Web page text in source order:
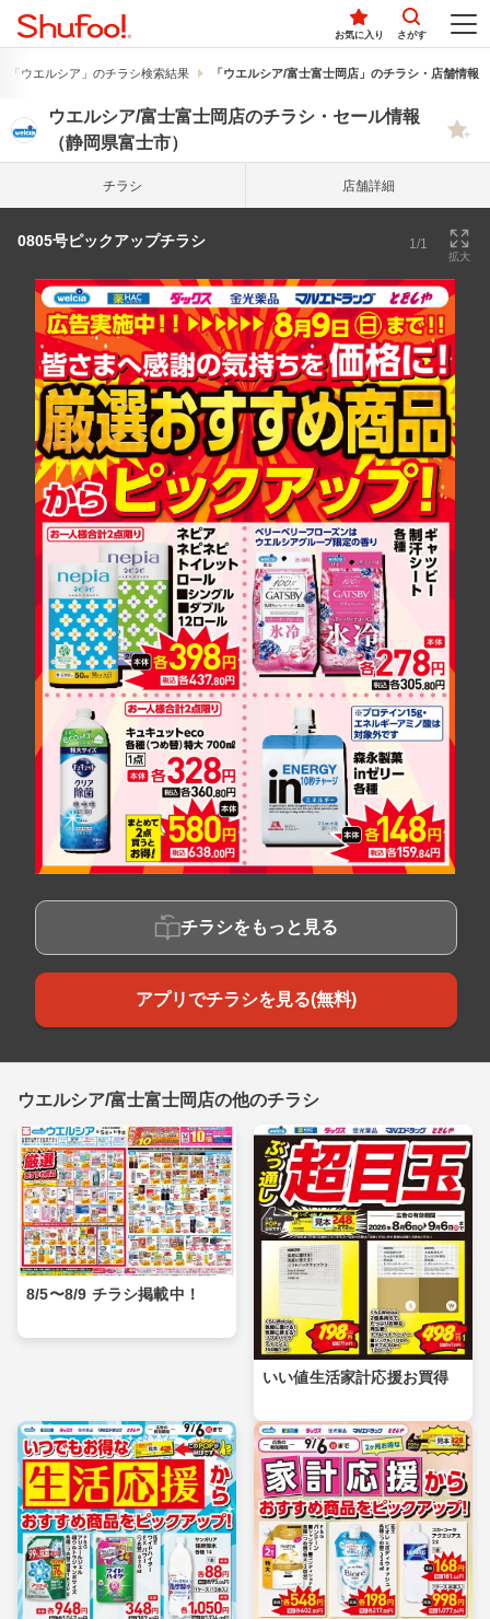
お気に入り さがす
「ウエルシア」のチラシ検索結果 「ウエルシア/富士富士岡店」のチラシ・店舗情報
ウエルシア/富士富士岡店のチラシ・セール情報
（静岡県富士市）
チラシ 店舗詳細
0805号ピックアップチラシ 1/1
拡大
チラシをもっと見る
アプリでチラシを見る(無料)
ウエルシア/富士富士岡店の他のチラシ
8/5〜8/9 チラシ掲載中！
いい値生活家計応援お買得